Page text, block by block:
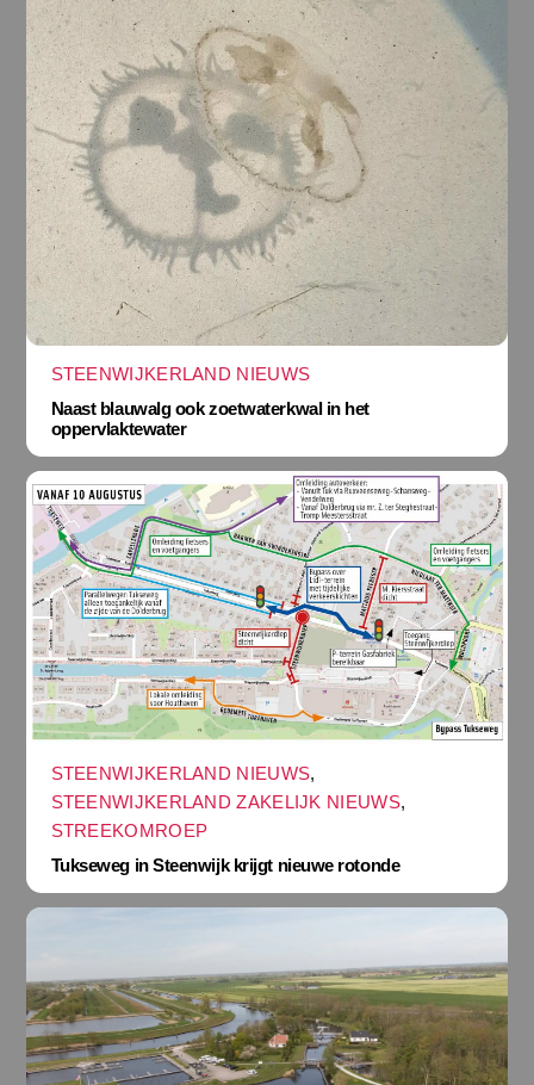
STEENWIJKERLAND NIEUWS
Naast blauwalg ook zoetwaterkwal in het
oppervlaktewater
STEENWIJKERLAND NIEUWS,
STEENWIJKERLAND ZAKELIJK NIEUWS,
STREEKOMROEP
Tukseweg in Steenwijk krijgt nieuwe rotonde